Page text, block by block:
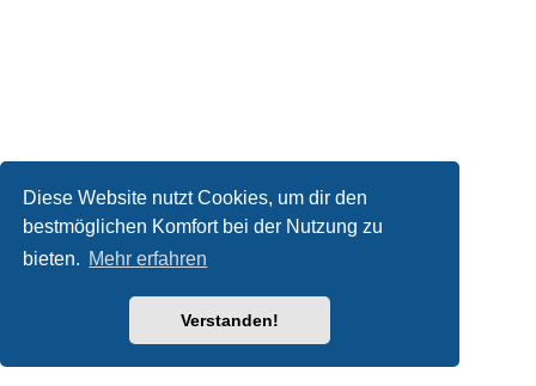
Diese Website nutzt Cookies, um dir den
bestmöglichen Komfort bei der Nutzung zu
bieten. Mehr erfahren
Verstanden!